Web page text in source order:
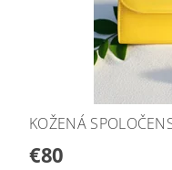
KOŽENÁ
€80